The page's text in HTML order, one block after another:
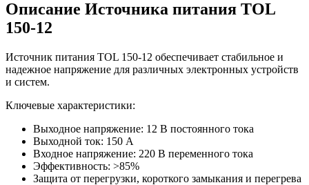
Описание Источника питания TOL
150-12
Источник питания TOL 150-12 обеспечивает стабильное и
надежное напряжение для различных электронных устройств
и систем.
Ключевые характеристики:
Выходное напряжение: 12 В постоянного тока
Выходной ток: 150 А
Входное напряжение: 220 В переменного тока
Эффективность: >85%
Защита от перегрузки, короткого замыкания и перегрева